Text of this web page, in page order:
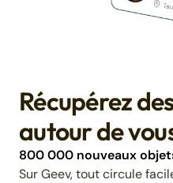
Récupérez
autour de
800 000 nouveaux
Sur Geev, tout circule